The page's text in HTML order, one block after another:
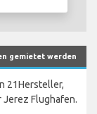
gemietet werden
21Hersteller,
Flughafen.